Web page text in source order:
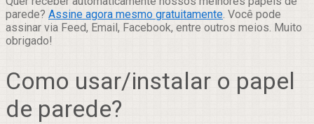
parede? Assine agora mesmo gratuitamente. Você pode
assinar via Feed, Email, Facebook, entre outros meios. Muito
obrigado!
Como usar/instalar o papel
de parede?